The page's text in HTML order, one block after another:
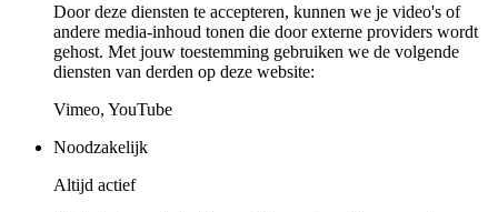
Door deze diensten te accepteren, kunnen we je video's of
andere media-inhoud tonen die door externe providers wordt
gehost. Met jouw toestemming gebruiken we de volgende
diensten van derden op deze website:
Vimeo, YouTube
Noodzakelijk
Altijd actief